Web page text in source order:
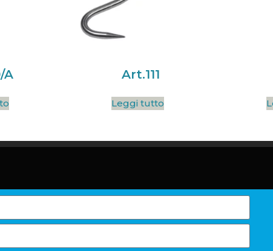
A Art.111
Leggi tutto